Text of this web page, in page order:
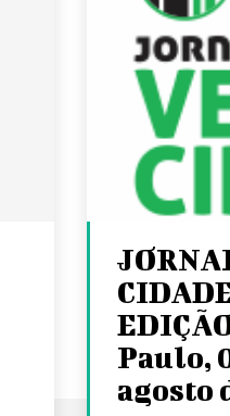
Paulo,
agosto